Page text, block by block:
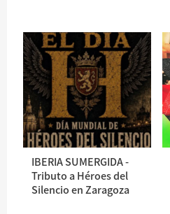
IBERIA SUMERGIDA -
Tributo a Héroes del
Silencio en Zaragoza